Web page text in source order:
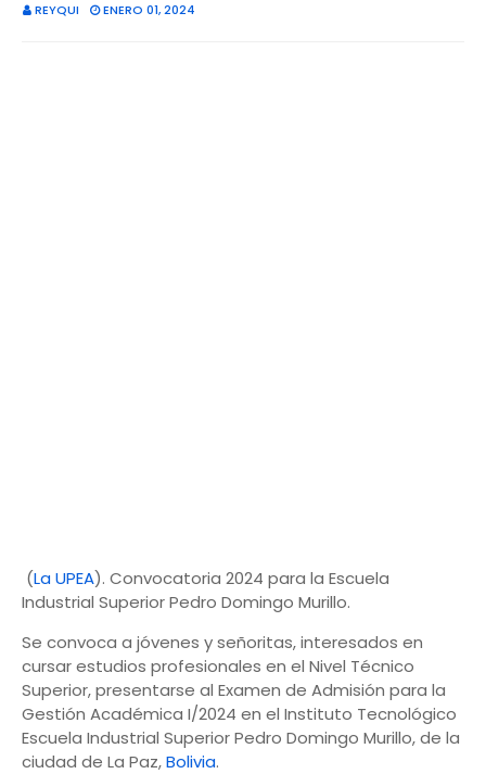
REYQUI ENERO 01, 2024
(La UPEA). Convocatoria 2024 para la Escuela
Industrial Superior Pedro Domingo Murillo.
Se convoca a jóvenes y señoritas, interesados en
cursar estudios profesionales en el Nivel Técnico
Superior, presentarse al Examen de Admisión para la
Gestión Académica I/2024 en el Instituto Tecnológico
Escuela Industrial Superior Pedro Domingo Murillo, de la
ciudad de La Paz,Bolivia.